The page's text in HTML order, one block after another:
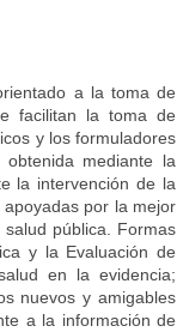
a la toma de
facilitan la toma de
y los formuladores
mediante la
la intervención de la
por la mejor
pública. Formas
y la Evaluación de
en la evidencia;
nuevos y amigables
a la información de